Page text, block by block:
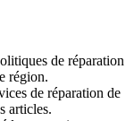
de réparation
région.
de réparation de
articles.